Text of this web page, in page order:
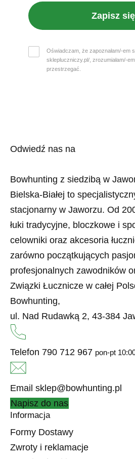
Zapisz się
Oświadczam, że zapoznałam/-em
sklepluczniczy.pl/, zrozumiałam/-
przestrzegać.
Odwiedź nas na
Bowhunting z siedzibą w
Bielska-Białej to
stacjonarny w Jaworzu. Od
łuki tradycyjne, bloczkowe i
celowniki oraz akcesoria
zarówno początkujących
profesjonalnych zawodników
Związki Łucznicze w całej
Bowhunting,
ul. Nad Rudawką 2, 43-384
Telefon 790 712 967 pon-pt
Email sklep@bowhunting.pl
Napisz do nas
Informacja
Formy Dostawy
Zwroty i reklamacje